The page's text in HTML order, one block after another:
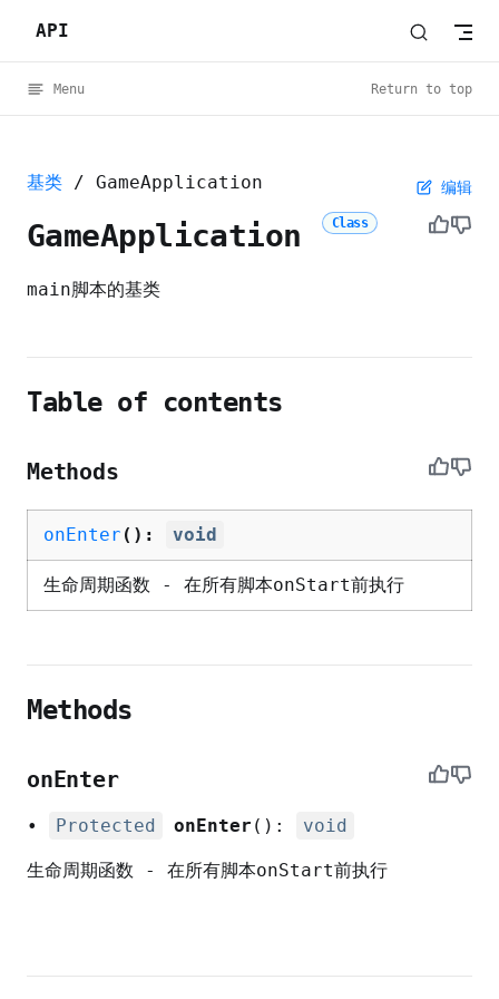
Skip to content
API
Menu Return to top
编辑
基类 / GameApplication
GameApplication Class
main脚本的基类
Table of contents
Methods
onEnter (): void
生命周期函数 - 在所有脚本onStart前执行
Methods
onEnter
• Protected onEnter (): void
生命周期函数 - 在所有脚本onStart前执行